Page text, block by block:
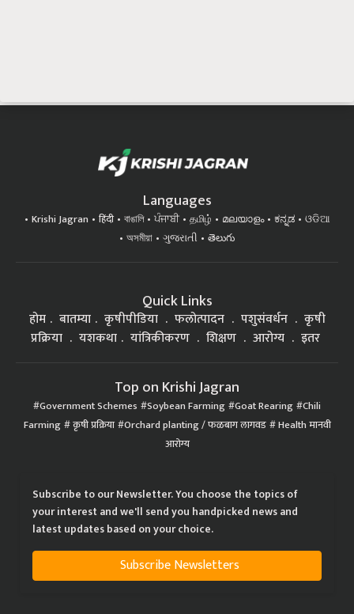
Languages
Krishi Jagran हिंदी বাঙালি ਪੰਜਾਬੀ தமிழ் മലയാളം ಕನ್ನಡ
ଓଡିଆ
অসমীয়া
ગુજરાતી తెలుగు
Quick Links
होम बातम्या कृषीपीडिया फलोत्पादन पशुसंवर्धन
कृषी
प्रक्रिया
यशकथा यांत्रिकीकरण शिक्षण आरोग्य इतर
Top on Krishi Jagran
Government Schemes Soybean Farming Goat Rearing Chili
Farming कृषी प्रक्रिया Orchard planting / फळबाग लागवड Health मानवी
आरोग्य
Subscribe to our Newsletter. You choose the topics of
your interest and we'll send you handpicked news and
latest updates based on your choice.
Subscribe Newsletters